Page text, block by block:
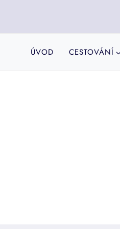
ÚVOD CESTOVÁNÍ